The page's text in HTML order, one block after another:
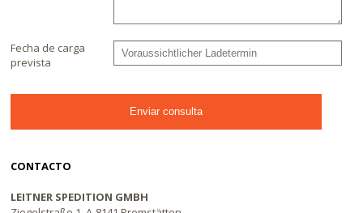
Fecha de carga
prevista
CONTACTO
LEITNER SPEDITION GMBH